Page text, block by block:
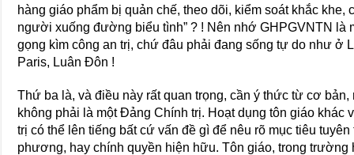
hàng giáo phẩm bị quản chế, theo dõi, kiểm soát khắc khe,
người xuống đường biểu tình” ? ! Nên nhớ GHPGVNTN là
gọng kìm công an trị, chứ đâu phải đang sống tự do như ở
Paris, Luân Đôn !
Thứ ba là, và điều này rất quan trọng, cần ý thức từ cơ
không phải là một Đảng Chính trị. Hoạt dụng tôn giáo
trị có thể lên tiếng bất cứ vấn đề gì để nêu rõ mục tiêu
phương, hay chính quyền hiện hữu. Tôn giáo, trong trường